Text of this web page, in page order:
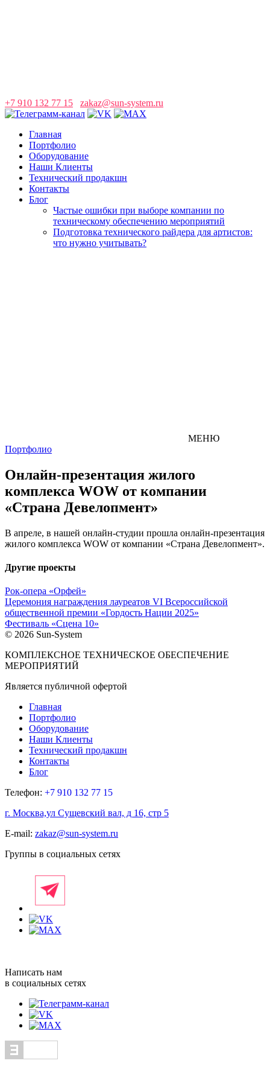
+7 910 132 77 15 zakaz@sun-system.ru
Главная
Портфолио
Оборудование
Наши Клиенты
Технический продакшн
Контакты
Блог
Частые ошибки при выборе компании по
техническому обеспечению мероприятий
Подготовка технического райдера для артистов:
что нужно учитывать?
МЕНЮ
Портфолио
Онлайн-презентация жилого
комплекса WOW от компании
«Страна Девелопмент»
В апреле, в нашей онлайн-студии прошла онлайн-презентация
жилого комплекса WOW от компании «Страна Девелопмент».
Другие проекты
Рок-опера «Орфей»
Церемония награждения лауреатов VI Всероссийской
общественной премии «Гордость Нации 2025»
Фестиваль «Сцена 10»
© 2026 Sun-System
КОМПЛЕКСНОЕ ТЕХНИЧЕСКОЕ ОБЕСПЕЧЕНИЕ
МЕРОПРИЯТИЙ
Является публичной офертой
Главная
Портфолио
Оборудование
Наши Клиенты
Технический продакшн
Контакты
Блог
Телефон: +7 910 132 77 15
г. Москва,ул Cущевский вал, д 16, стр 5
E-mail: zakaz@sun-system.ru
Группы в социальных сетях
Написать нам
в социальных сетях